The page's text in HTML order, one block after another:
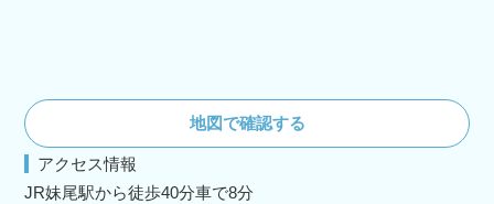
地図で確認する
アクセス情報
JR妹尾駅から徒歩40分車で8分